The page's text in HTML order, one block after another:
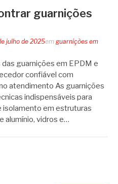
guarnições
julho de 2025em guarnições em
guarnições em EPDM e
confiável com
atendimento As guarnições
indispensáveis para
isolamento em estruturas
alumínio, vidros e…